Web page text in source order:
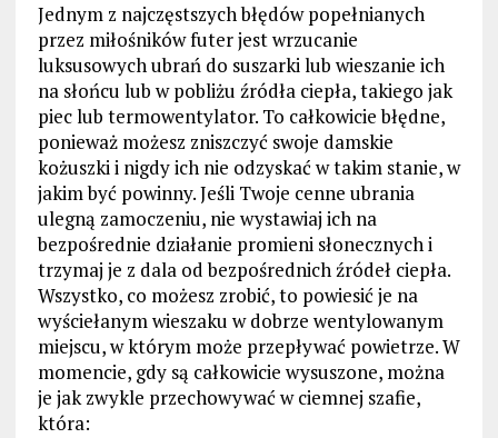
Jednym z najczęstszych błędów popełnianych
przez miłośników futer jest wrzucanie
luksusowych ubrań do suszarki lub wieszanie ich
na słońcu lub w pobliżu źródła ciepła, takiego jak
piec lub termowentylator. To całkowicie błędne,
ponieważ możesz zniszczyć swoje damskie
kożuszki i nigdy ich nie odzyskać w takim stanie, w
jakim być powinny. Jeśli Twoje cenne ubrania
ulegną zamoczeniu, nie wystawiaj ich na
bezpośrednie działanie promieni słonecznych i
trzymaj je z dala od bezpośrednich źródeł ciepła.
Wszystko, co możesz zrobić, to powiesić je na
wyściełanym wieszaku w dobrze wentylowanym
miejscu, w którym może przepływać powietrze. W
momencie, gdy są całkowicie wysuszone, można
je jak zwykle przechowywać w ciemnej szafie,
która: